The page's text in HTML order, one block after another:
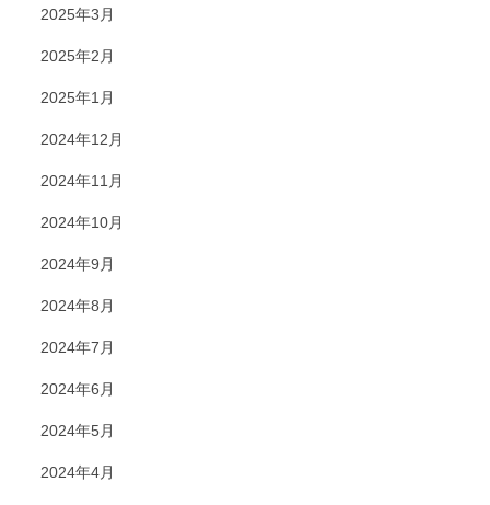
2025年3月
2025年2月
2025年1月
2024年12月
2024年11月
2024年10月
2024年9月
2024年8月
2024年7月
2024年6月
2024年5月
2024年4月